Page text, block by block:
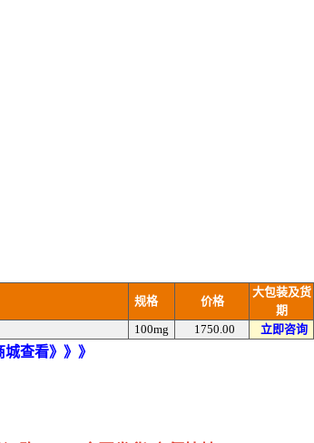
规格 价格
大包装及货
期
100mg
1750.00 立即咨询
查看》》》